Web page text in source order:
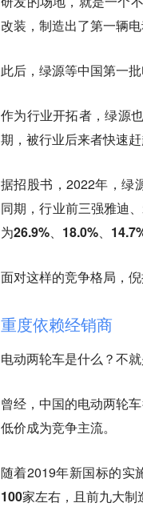
改装， 制造出了第一辆电
此后，绿源等中国第一
作为行业开拓者，绿源
期，被行业后来者快速赶
据招股书，2022年，绿
同期，行业前三强雅迪
为26.9%、18.0%、
面对这样的竞争格局，倪
重度依赖经销商
电动两轮车是什么？不
曾经，中国的电动两轮
低价成为竞争主流。
随着2019年新国标的实
100家左右，且前九大制